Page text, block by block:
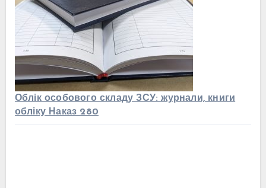
Облік особового складу ЗСУ: журнали, книги
обліку Наказ 280